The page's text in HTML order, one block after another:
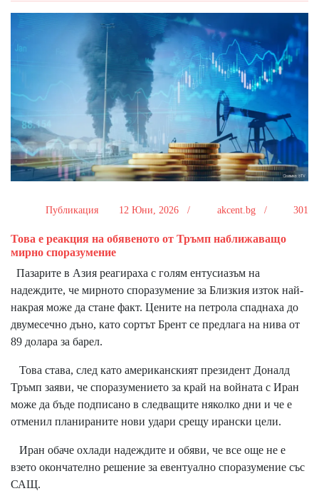
Публикация 12 Юни, 2026 / akcent.bg / 301
Това е реакция на обявеното от Тръмп наближаващо
мирно споразумение
Пазарите в Азия реагираха с голям ентусиазъм на
надеждите, че мирното споразумение за Близкия изток най-
накрая може да стане факт. Цените на петрола спаднаха до
двумесечно дъно, като сортът Брент се предлага на нива от
89 долара за барел.
Това става, след като американският президент Доналд
Тръмп заяви, че споразумението за край на войната с Иран
може да бъде подписано в следващите няколко дни и че е
отменил планираните нови удари срещу ирански цели.
Иран обаче охлади надеждите и обяви, че все още не е
взето окончателно решение за евентуално споразумение със
САЩ.